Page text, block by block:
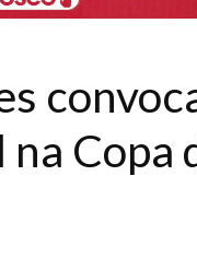
Copa